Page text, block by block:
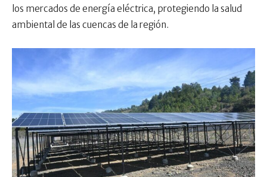
los mercados de energía eléctrica, protegiendo la salud
ambiental de las cuencas de la región.